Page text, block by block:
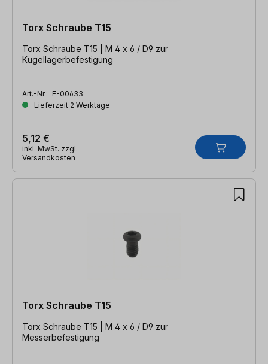
Torx Schraube T15
Torx Schraube T15 | M 4 x 6 / D9 zur
Kugellagerbefestigung
Art.-Nr.: E-00633
Lieferzeit 2 Werktage
5,12 €
inkl. MwSt. zzgl.
Versandkosten
Torx Schraube T15
Torx Schraube T15 | M 4 x 6 / D9 zur
Messerbefestigung